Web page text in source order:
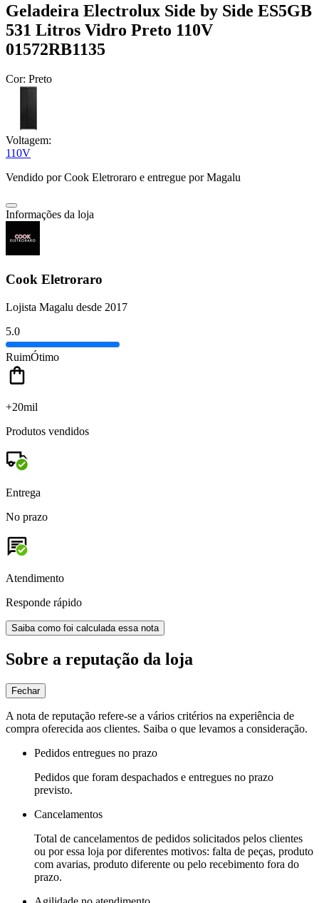
Geladeira Electrolux Side by Side ES5GB
531 Litros Vidro Preto 110V
01572RB1135
Cor: Preto
Voltagem:
110V
Vendido porCook Eletroraro e entregue por Magalu
Informações da loja
Cook Eletroraro
Lojista Magalu desde 2017
5.0
RuimÓtimo
+20mil
Produtos vendidos
Entrega
No prazo
Atendimento
Responde rápido
Saiba como foi calculada essa nota
Sobre a reputação da loja
Fechar
A nota de reputação refere-se a vários critérios na experiência de
compra oferecida aos clientes. Saiba o que levamos a consideração.
Pedidos entregues no prazo
Pedidos que foram despachados e entregues no prazo
previsto.
Cancelamentos
Total de cancelamentos de pedidos solicitados pelos clientes
ou por essa loja por diferentes motivos: falta de peças, produto
com avarias, produto diferente ou pelo recebimento fora do
prazo.